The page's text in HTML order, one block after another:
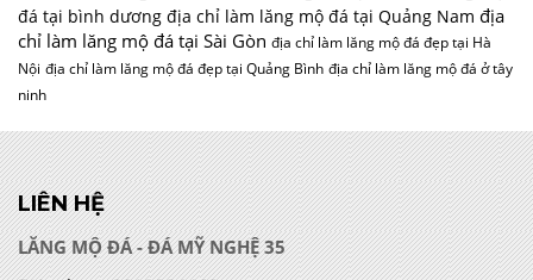
LIÊN HỆ
Điện thoại: 0912984468
Email: phongthuy35@gmail.com
Địa chỉ:Làng nghề truyền thống đá mỹ nghệ Ninh Bình –
Thôn Xuân Phúc, xã Ninh Vân, huyện Hoa Lư, tỉnh Ninh Bình